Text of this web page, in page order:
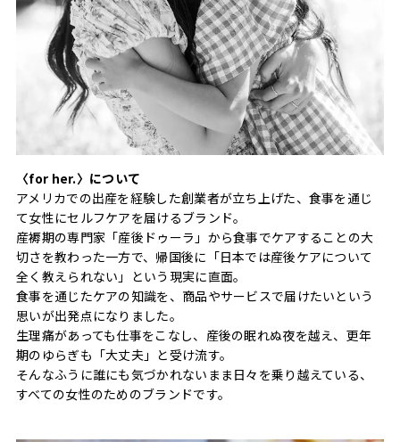
〈for her.〉について
アメリカでの出産を経験した創業者が立ち上げた、食事を通じ
て女性にセルフケアを届けるブランド。
産褥期の専門家「産後ドゥーラ」から食事でケアすることの大
切さを教わった一方で、帰国後に「日本では産後ケアについて
全く教えられない」という現実に直面。
食事を通じたケアの知識を、商品やサービスで届けたいという
思いが出発点になりました。
生理痛があっても仕事をこなし、産後の眠れぬ夜を越え、更年
期のゆらぎも「大丈夫」と受け流す。
そんなふうに誰にも気づかれないまま日々を乗り越えている、
すべての女性のためのブランドです。